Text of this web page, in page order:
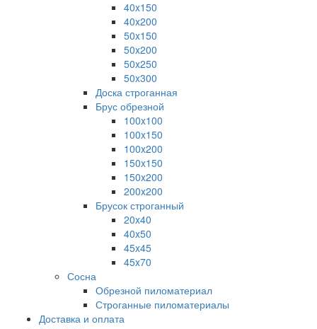
40x150
40x200
50x150
50x200
50x250
50x300
Доска строганная
Брус обрезной
100x100
100x150
100x200
150x150
150x200
200x200
Брусок строганный
20x40
40x50
45x45
45x70
Сосна
Обрезной пиломатериал
Строганные пиломатериалы
Доставка и оплата